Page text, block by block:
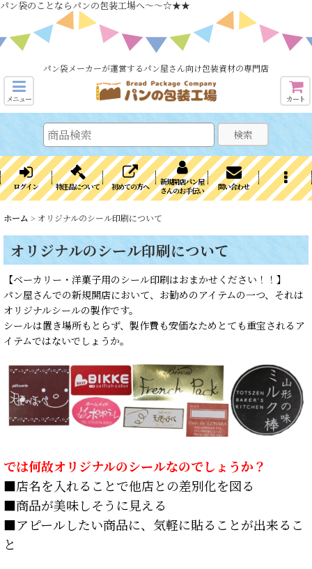
パン袋のことならパンの包装工場へ～～☆★★
パン袋メーカーが運営するパン屋さん向け包装資材の専門店
メニュー カート
検索
ログイン 特注品について 初めての方へ
新規開店パン屋
さんのお手伝い
問い合わせ
ホーム > オリジナルのシール印刷について
オリジナルのシール印刷について
【ベーカリー・洋菓子用のシール印刷はおまかせください！！】
パン屋さんでの新規開店において、お勧めのアイテムの一つ、それは
オリジナルシールの製作です。
シールは置き場所もとらず、製作費も安価なためとても重宝されるア
イテムではないでしょうか。
では何故オリジナルのシールなのでしょうか？
■店名を入れることで他店との差別化を図る
■商品が美味しそうに見える
■アピールしたい商品に、気軽に貼ることが出来るこ
と